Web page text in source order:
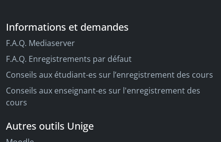
Informations et demandes
F.A.Q. Mediaserver
F.A.Q. Enregistrements par défaut
Conseils aux étudiant-es sur l’enregistrement des cours
Conseils aux enseignant-es sur l'enregistrement des
cours
Autres outils Unige